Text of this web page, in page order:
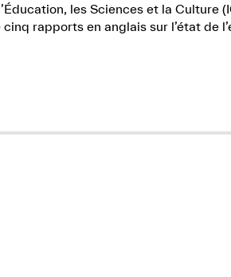
les Sciences et la Culture
rapports en anglais sur l’état de